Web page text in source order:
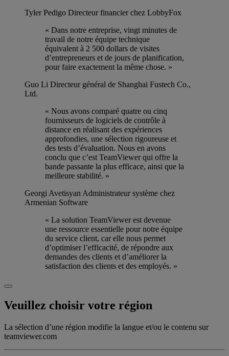
Tyler Pedigo Directeur financier chez LobbyFox
« Dans notre entreprise, vingt minutes de
travail de notre équipe technique
équivalent à 2 500 dollars de visites
d’entrepreneurs et de jours de planification,
pour faire exactement la même chose. »
Guo Li Directeur général de Shanghai Fustech Co.,
Ltd.
« Nous avons comparé quatre ou cinq
fournisseurs de logiciels de contrôle à
distance en réalisant des expériences
approfondies, une sélection rigoureuse et
des tests d’évaluation. Nous en avons
conclu que c’est TeamViewer qui offre la
bande passante la plus efficace, ainsi que la
meilleure stabilité. »
Georgi Avetisyan Administrateur système chez
Armenian Software
« La solution TeamViewer est devenue
une ressource essentielle pour notre équipe
du service client, car elle nous permet
d’optimiser l’efficacité, de répondre aux
demandes des clients et d’améliorer la
satisfaction des clients et des employés. »
Veuillez choisir votre région
La sélection d’une région modifie la langue et/ou le contenu sur
teamviewer.com